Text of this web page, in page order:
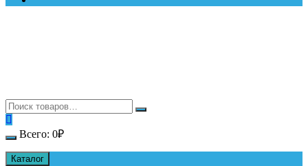
Всего: 0₽
Каталог